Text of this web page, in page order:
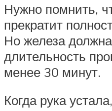
Нужно помнить,
прекратит
Но железа
длительность
менее 30 минут.
Когда рука